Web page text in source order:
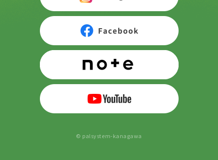
© palsystem-kanagawa